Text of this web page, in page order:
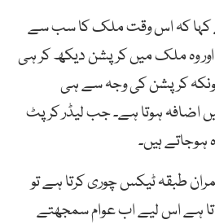
کہا کہ اس وقت ملک کا سب سے
وہ ملک میں کرپشن دیکھ کر ہی
کرپشن کی وجہ سے ہی
اضافہ ہوتا ہے۔ جب لیڈر کرپٹ
ہوجاتے ہیں۔
طبقہ ٹیکس چوری کرتا ہے تو
ہے اس لیے اب عوام سمجھتے